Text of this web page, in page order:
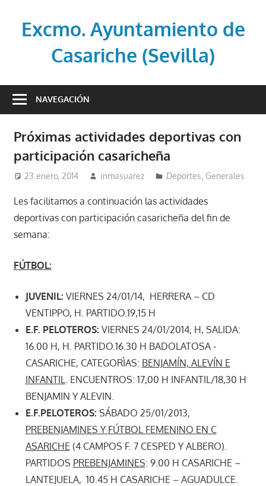
contenidoExcmo. Ayuntamiento de
Casariche (Sevilla)
oficial
de
Casariche
(Sevilla)
NAVEGACIÓN
Próximas actividades deportivas con
participación casaricheña
23 enero, 2014 inmasuarez Deportes, Generales
Les facilitamos a continuación las actividades
deportivas con participación casaricheña del fin de
semana:
FÚTBOL:
JUVENIL: VIERNES 24/01/14, HERRERA – CD
VENTIPPO, H. PARTIDO.19,15 H
E.F. PELOTEROS: VIERNES 24/01/2014, H, SALIDA:
16.00 H, H. PARTIDO.16.30 H BADOLATOSA -
CASARICHE, CATEGORÌAS: BENJAMÍN, ALEVÍN E
INFANTIL
. ENCUENTROS: 17,00 H INFANTIL/18,30 H
BENJAMIN Y ALEVIN.
E.F.PELOTEROS: SÁBADO 25/01/2013,
PREBENJAMINES Y FÚTBOL FEMENINO EN C
ASARICHE (4 CAMPOS F. 7 CESPED Y ALBERO).
PARTIDOS PREBENJAMINES: 9.00 H CASARICHE –
LANTEJUELA, 10.45 H CASARICHE – AGUADULCE.